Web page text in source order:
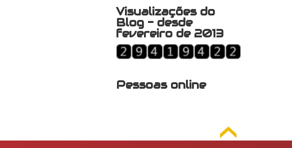
Visualizações do
Blog - desde
fevereiro de 2013
Pessoas online